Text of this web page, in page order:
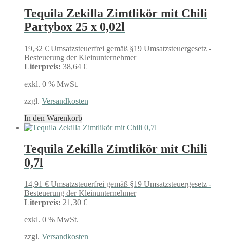
Tequila Zekilla Zimtlikör mit Chili
Partybox 25 x 0,02l
19,32 € Umsatzsteuerfrei gemäß §19 Umsatzsteuergesetz -
Besteuerung der Kleinunternehmer
Literpreis: 38,64 €
exkl. 0 % MwSt.
zzgl. Versandkosten
In den Warenkorb
Tequila Zekilla Zimtlikör mit Chili
0,7l
14,91 € Umsatzsteuerfrei gemäß §19 Umsatzsteuergesetz -
Besteuerung der Kleinunternehmer
Literpreis: 21,30 €
exkl. 0 % MwSt.
zzgl. Versandkosten